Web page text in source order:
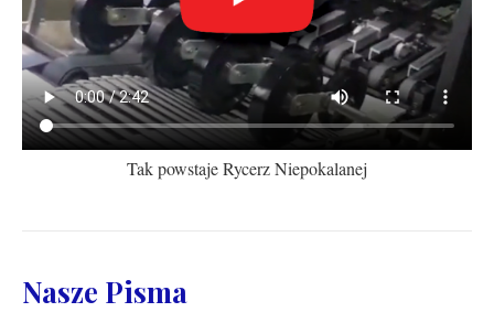
Tak powstaje Rycerz Niepokalanej
Nasze Pisma